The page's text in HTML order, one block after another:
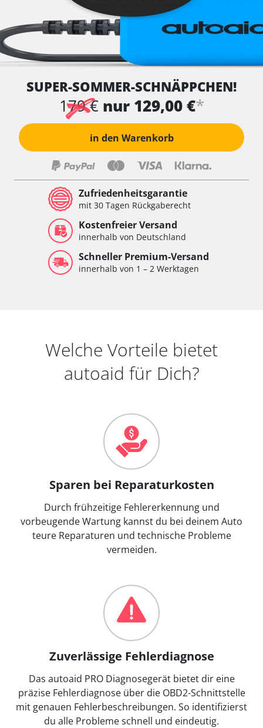
SUPER-SOMMER-SCHNÄPPCHEN!
179 € nur 129,00 €*
in den Warenkorb
Zufriedenheitsgarantie
mit 30 Tagen Rückgaberecht
Kostenfreier Versand
innerhalb von Deutschland
Schneller Premium-Versand
innerhalb von 1 – 2 Werktagen
Welche Vorteile bietet
autoaid für Dich?
Sparen bei Reparaturkosten
Durch frühzeitige Fehlererkennung und
vorbeugende Wartung kannst du bei deinem Auto
teure Reparaturen und technische Probleme
vermeiden.
Zuverlässige Fehlerdiagnose
Das autoaid PRO Diagnosegerät bietet dir eine
präzise Fehlerdiagnose über die OBD2-Schnittstelle
mit genauen Fehlerbeschreibungen. So identifizierst
du alle Probleme schnell und eindeutig.